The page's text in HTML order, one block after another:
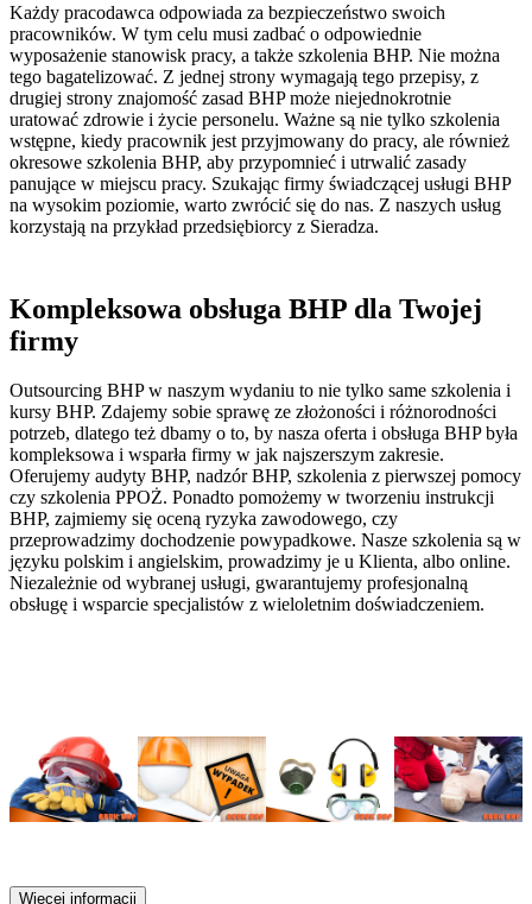
Każdy pracodawca odpowiada za bezpieczeństwo swoich
pracowników. W tym celu musi zadbać o odpowiednie
wyposażenie stanowisk pracy, a także szkolenia BHP. Nie można
tego bagatelizować. Z jednej strony wymagają tego przepisy, z
drugiej strony znajomość zasad BHP może niejednokrotnie
uratować zdrowie i życie personelu. Ważne są nie tylko szkolenia
wstępne, kiedy pracownik jest przyjmowany do pracy, ale również
okresowe szkolenia BHP, aby przypomnieć i utrwalić zasady
panujące w miejscu pracy. Szukając firmy świadczącej usługi BHP
na wysokim poziomie, warto zwrócić się do nas. Z naszych usług
korzystają na przykład przedsiębiorcy z Sieradza.
Kompleksowa obsługa BHP dla Twojej
firmy
Outsourcing BHP w naszym wydaniu to nie tylko same szkolenia i
kursy BHP. Zdajemy sobie sprawę ze złożoności i różnorodności
potrzeb, dlatego też dbamy o to, by nasza oferta i obsługa BHP była
kompleksowa i wsparła firmy w jak najszerszym zakresie.
Oferujemy audyty BHP, nadzór BHP, szkolenia z pierwszej pomocy
czy szkolenia PPOŻ. Ponadto pomożemy w tworzeniu instrukcji
BHP, zajmiemy się oceną ryzyka zawodowego, czy
przeprowadzimy dochodzenie powypadkowe. Nasze szkolenia są w
języku polskim i angielskim, prowadzimy je u Klienta, albo online.
Niezależnie od wybranej usługi, gwarantujemy profesjonalną
obsługę i wsparcie specjalistów z wieloletnim doświadczeniem.
Więcej informacji